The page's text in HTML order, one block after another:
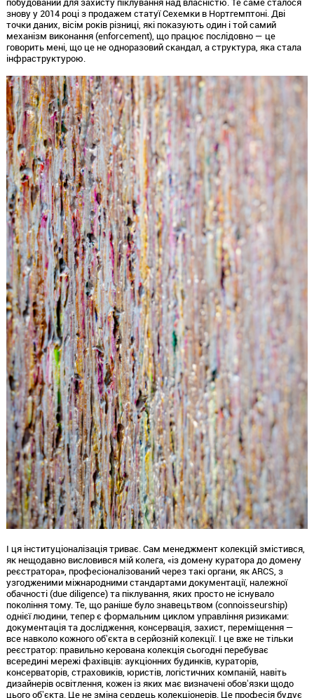
знову у 2014 році з продажем статуї Сехемки в Нортгемптоні.Дві
точки даних, вісім років різниці, які показують один і той самий
механізм виконання (enforcement), що працює послідовно — це
говорить мені, що це не одноразовий скандал, а структура, яка стала
інфраструктурою.
І ця інституціоналізація триває.Сам менеджмент колекцій змістився,
як нещодавно висловився мій колега, «із домену куратора до домену
реєстратора», професіоналізований через такі органи, як ARCS, з
узгодженими міжнародними стандартами документації, належної
обачності (due diligence) та піклування, яких просто не існувало
покоління тому.Те, що раніше було знавецьтвом (connoisseurship)
однієї людини, тепер є формальним циклом управління ризиками:
документація та дослідження, консервація, захист, переміщення —
все навколо кожного обʼєкта в серйозній колекції.І це вже не тільки
реєстратор:правильно керована колекція сьогодні перебуває
всередині мережі фахівців:аукціонних будинків, кураторів,
консерваторів, страховиків, юристів, логістичних компаній, навіть
дизайнерів освітлення, кожен із яких має визначені обовʼязки щодо
цього обʼєкта.Це не зміна сердець колекціонерів.Це професія будує